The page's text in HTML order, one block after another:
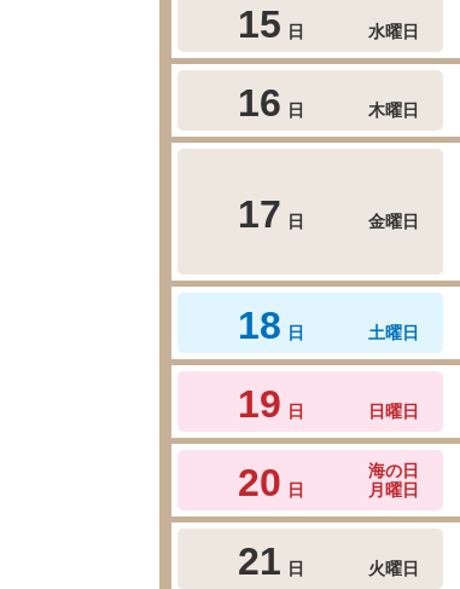
15 日 水曜日
16 日 木曜日
17 日 金曜日
18 日 土曜日
19 日 日曜日
20 日
海の日
月曜日
21 日 火曜日